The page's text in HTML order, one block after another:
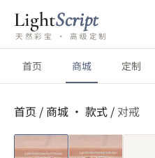
LightScript
天然彩宝 · 高级定制
首页 商城 定制
首页 / 商城 · 款式 / 对戒
短视频